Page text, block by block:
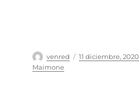
Autor
venred
Publicado
11 diciembre, 2020
Maimone